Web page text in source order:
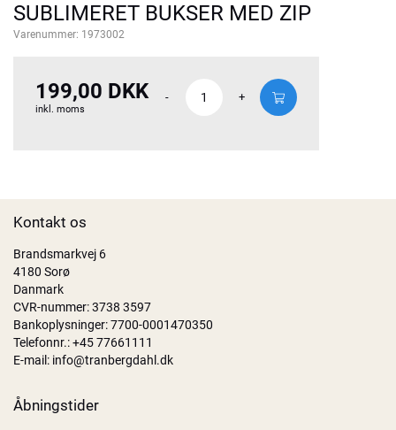
SUBLIMERET BUKSER MED ZIP
Varenummer: 1973002
199,00 DKK
inkl. moms
- +
Kontakt os
Brandsmarkvej 6
4180 Sorø
Danmark
CVR-nummer: 3738 3597
Bankoplysninger: 7700-0001470350
Telefonnr.:+45 77661111
E-mail: info@tranbergdahl.dk
Åbningstider